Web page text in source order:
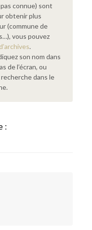
connue) sont
obtenir plus
(commune de
vous pouvez
.
son nom dans
de l’écran, ou
dans le
: